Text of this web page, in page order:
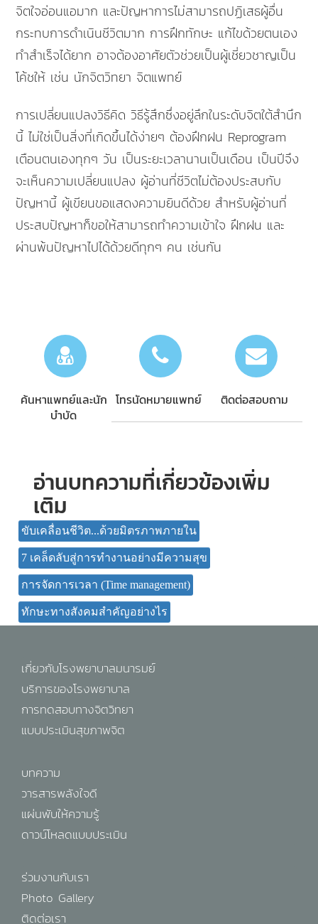
จิตใจอ่อนแอมาก และปัญหาการไม่สามารถปฏิเสธผู้อื่น
กระทบการดำเนินชีวิตมาก การฝึกทักษะ แก้ไขด้วยตนเอง
ทำสำเร็จได้ยาก อาจต้องอาศัยตัวช่วยเป็นผู้เชี่ยวชาญเป็น
โค้ชให้ เช่น นักจิตวิทยา จิตแพทย์
การเปลี่ยนแปลงวิธีคิด วิธีรู้สึกซึ่งอยู่ลึกในระดับจิตใต้สำนึก
นี้ ไม่ใช่เป็นสิ่งที่เกิดขึ้นได้ง่ายๆ ต้องฝึกฝน Reprogram
เตือนตนเองทุกๆ วัน เป็นระยะเวลานานเป็นเดือน เป็นปีจึง
จะเห็นความเปลี่ยนแปลง ผู้อ่านที่ชีวิตไม่ต้องประสบกับ
ปัญหานี้ ผู้เขียนขอแสดงความยินดีด้วย สำหรับผู้อ่านที่
ประสบปัญหาก็ขอให้สามารถทำความเข้าใจ ฝึกฝน และ
ผ่านพ้นปัญหาไปได้ด้วยดีทุกๆ คน เช่นกัน
ค้นหาแพทย์และนัก
บำบัด
โทรนัดหมายแพทย์ ติดต่อสอบถาม
อ่านบทความที่เกี่ยวข้องเพิ่ม
เติม
ขับเคลื่อนชีวิต...ด้วยมิตรภาพภายใน
7 เคล็ดลับสู่การทำงานอย่างมีความสุข
การจัดการเวลา (Time management)
ทักษะทางสังคมสำคัญอย่างไร
เกี่ยวกับโรงพยาบาลมนารมย์
บริการของโรงพยาบาล
การทดสอบทางจิตวิทยา
แบบประเมินสุขภาพจิต
บทความ
วารสารพลังใจดี
แผ่นพับให้ความรู้
ดาวน์โหลดแบบประเมิน
ร่วมงานกับเรา
Photo Gallery
ติดต่อเรา